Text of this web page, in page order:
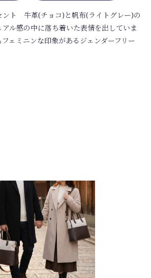
ント 牛革(チョコ)と帆布(ライトグレー)の
ル感の中に落ち着いた表情を出していま
ェミニンな印象があるジェンダーフリー